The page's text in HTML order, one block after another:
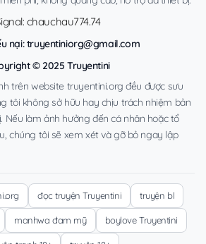
chauchau774.74
nại:truyentiniorg@gmail.com
© 2025 Truyentini
trên website truyentini.org đều được sưu
tôi không sở hữu hay chịu trách nhiệm bản
Nếu làm ảnh hưởng đến cá nhân hoặc tổ
chúng tôi sẽ xem xét và gỡ bỏ ngay lập
đọc truyện Truyentini truyện bl
manhwa đam mỹ boylove Truyentini